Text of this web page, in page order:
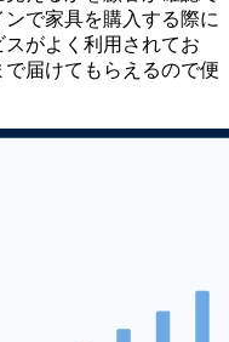
で家具を購入する際に
がよく利用されてお
届けてもらえるので便